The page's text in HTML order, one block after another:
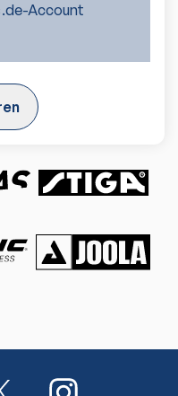
Account